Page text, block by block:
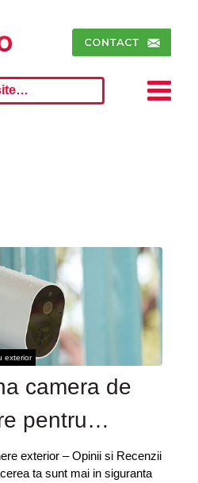
exterior
camera de
pentru
exterior – Opinii si Recenzii
ta sunt mai in siguranta